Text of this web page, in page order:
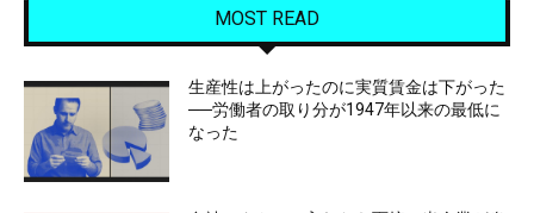
MOST READ
生産性は上がったのに実質賃金は下がった
──労働者の取り分が1947年以来の最低に
なった